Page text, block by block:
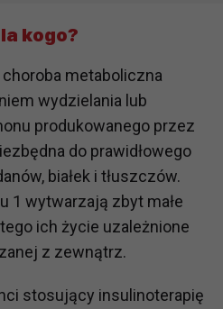
kogo?
metaboliczna
wydzielania lub
produkowanego przez
do prawidłowego
białek i tłuszczów.
1 wytwarzają zbyt małe
ich życie uzależnione
z zewnątrz.
stosujący insulinoterapię